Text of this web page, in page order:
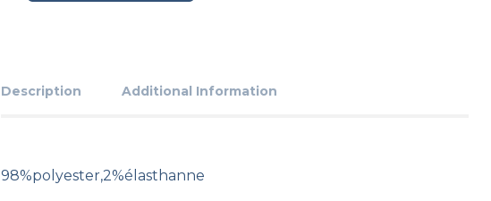
Description Additional Information
98%polyester,2%élasthanne